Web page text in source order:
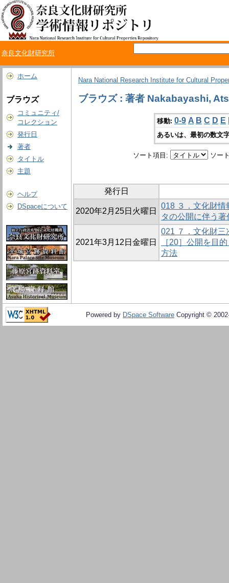
奈良文化財研究所
ホーム
ブラウズ
コミュニティ/
コレクション
発行日
著者
タイトル
主題
ヘルプ
DSpaceについて
Nara National Research Institute for Cultural
ブラウズ : 著者 Nakabayashi,
移動: 0-9 A B C D E
あるいは、最初の数文
ソート項目: ソー
発行日
2020年2月25日火曜日
018 ３．文化財情
タの公開に伴う
2021年3月12日金曜日
021 ７．文化財三
［20］公開を目
方法
Powered by DSpace Software Copyright ©